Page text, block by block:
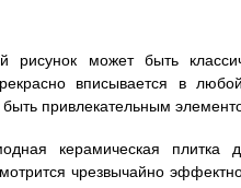
рисунок может быть
вписывается в
привлекательным
керамическая
чрезвычайно